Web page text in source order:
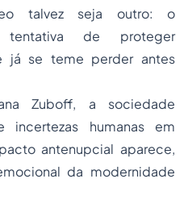
talvez seja outro: o
tentativa de proteger
já se teme perder antes
Zuboff, a sociedade
incertezas humanas em
antenupcial aparece,
da modernidade